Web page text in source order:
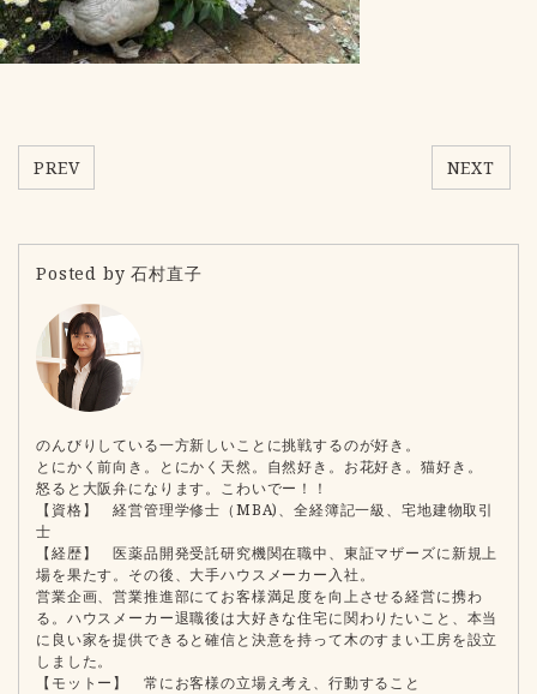
PREV NEXT
Posted by 石村直子
のんびりしている一方新しいことに挑戦するのが好き。
とにかく前向き。とにかく天然。自然好き。お花好き。猫好き。
怒ると大阪弁になります。こわいでー！！
【資格】 経営管理学修士（MBA)、全経簿記一級、宅地建物取引
士
【経歴】 医薬品開発受託研究機関在職中、東証マザーズに新規上
場を果たす。その後、大手ハウスメーカー入社。
営業企画、営業推進部にてお客様満足度を向上させる経営に携わ
る。ハウスメーカー退職後は大好きな住宅に関わりたいこと、本当
に良い家を提供できると確信と決意を持って木のすまい工房を設立
しました。
【モットー】 常にお客様の立場え考え、行動すること